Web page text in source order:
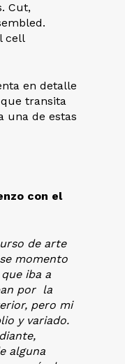
Cut,
cell
en detalle
transita
una de estas
con el
de arte
momento
iba a
por la
pero mi
y variado.
alguna